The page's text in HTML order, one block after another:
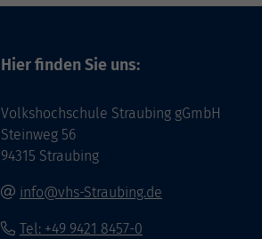
Hier finden Sie uns:
Volkshochschule Straubing gGmbH
Steinweg 56
94315 Straubing
info@vhs-Straubing.de
Tel: +49 9421 8457-0